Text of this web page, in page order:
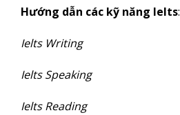
Hướng dẫn các kỹ năng Ielts:
Ielts Writing
Ielts Speaking
Ielts Reading